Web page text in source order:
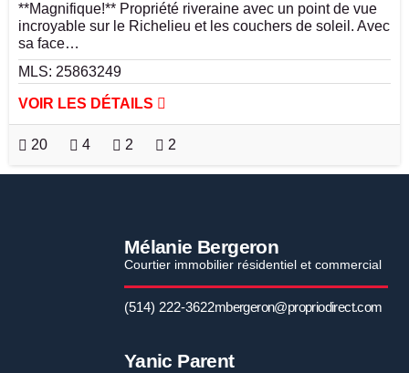
**Magnifique!** Propriété riveraine avec un point de vue
incroyable sur le Richelieu et les couchers de soleil. Avec
sa face…
MLS: 25863249
VOIR LES DÉTAILS
20 4 2 2
Mélanie Bergeron
Courtier immobilier résidentiel et commercial
(514) 222-3622mbergeron@propriodirect.com
Yanic Parent